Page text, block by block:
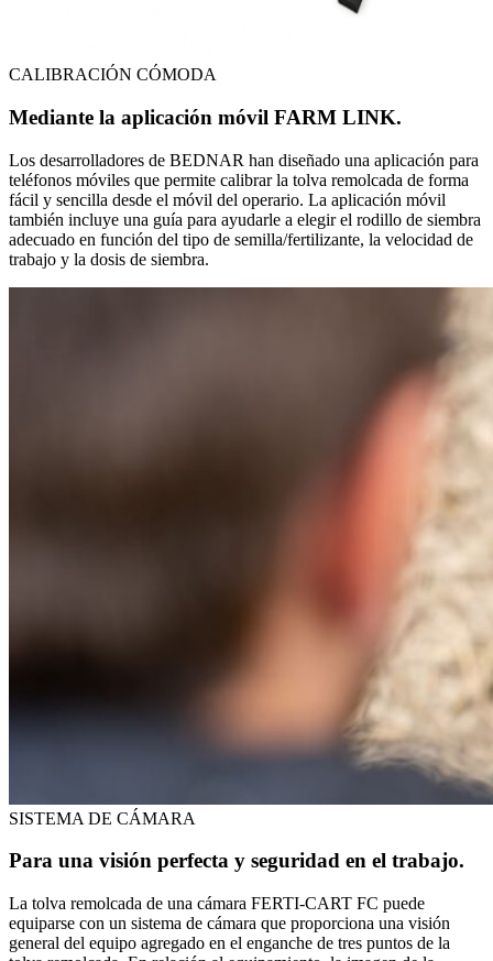
CALIBRACIÓN CÓMODA
Mediante la aplicación móvil FARM LINK.
Los desarrolladores de BEDNAR han diseñado una aplicación para
teléfonos móviles que permite calibrar la tolva remolcada de forma
fácil y sencilla desde el móvil del operario. La aplicación móvil
también incluye una guía para ayudarle a elegir el rodillo de siembra
adecuado en función del tipo de semilla/fertilizante, la velocidad de
trabajo y la dosis de siembra.
SISTEMA DE CÁMARA
Para una visión perfecta y seguridad en el trabajo.
La tolva remolcada de una cámara FERTI-CART FC puede
equiparse con un sistema de cámara que proporciona una visión
general del equipo agregado en el enganche de tres puntos de la